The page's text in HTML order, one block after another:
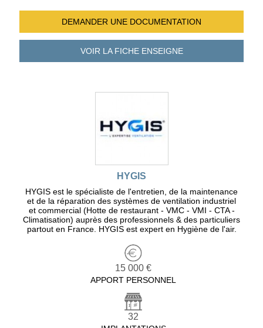
DEMANDER UNE DOCUMENTATION
VOIR LA FICHEENSEIGNE
HYGIS
HYGIS est le spécialiste de l'entretien, de la maintenance
et de la réparation des systèmes de ventilation industriel
et commercial (Hotte de restaurant - VMC - VMI - CTA -
Climatisation) auprès des professionnels & des particuliers
partout en France. HYGIS est expert en Hygiène de l'air.
15 000 €
APPORT PERSONNEL
32